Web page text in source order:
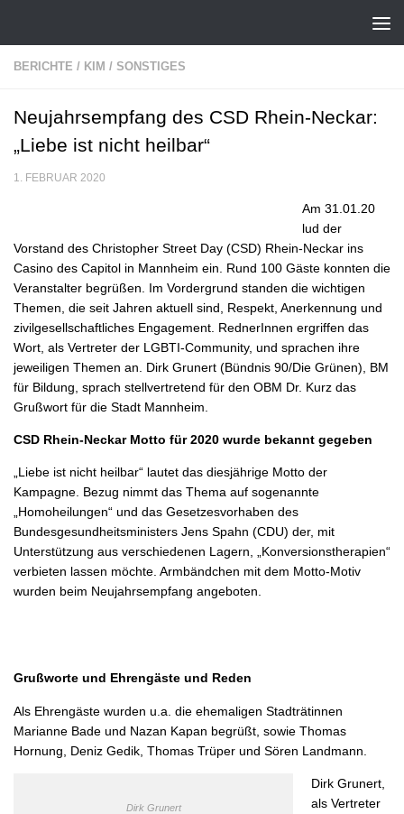
BERICHTE / KIM / SONSTIGES
Neujahrsempfang des CSD Rhein-Neckar:
„Liebe ist nicht heilbar“
1. FEBRUAR 2020
Am 31.01.20
lud der
Vorstand des Christopher Street Day (CSD) Rhein-Neckar ins
Casino des Capitol in Mannheim ein. Rund 100 Gäste konnten die
Veranstalter begrüßen. Im Vordergrund standen die wichtigen
Themen, die seit Jahren aktuell sind, Respekt, Anerkennung und
zivilgesellschaftliches Engagement. RednerInnen ergriffen das
Wort, als Vertreter der LGBTI-Community, und sprachen ihre
jeweiligen Themen an. Dirk Grunert (Bündnis 90/Die Grünen), BM
für Bildung, sprach stellvertretend für den OBM Dr. Kurz das
Grußwort für die Stadt Mannheim.
CSD Rhein-Neckar Motto für 2020 wurde bekannt gegeben
„Liebe ist nicht heilbar“ lautet das diesjährige Motto der
Kampagne. Bezug nimmt das Thema auf sogenannte
„Homoheilungen“ und das Gesetzesvorhaben des
Bundesgesundheitsministers Jens Spahn (CDU) der, mit
Unterstützung aus verschiedenen Lagern, „Konversionstherapien“
verbieten lassen möchte. Armbändchen mit dem Motto-Motiv
wurden beim Neujahrsempfang angeboten.
Grußworte und Ehrengäste und Reden
Als Ehrengäste wurden u.a. die ehemaligen Stadträtinnen
Marianne Bade und Nazan Kapan begrüßt, sowie Thomas
Hornung, Deniz Gedik, Thomas Trüper und Sören Landmann.
Dirk Grunert
Dirk Grunert,
als Vertreter